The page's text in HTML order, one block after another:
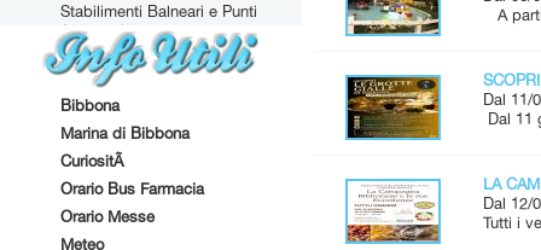
Stabilimenti Balneari e Punti
Attrezzati
Bibbona
Marina di Bibbona
CuriositÃ
Orario Bus Farmacia
Orario Messe
Meteo
A
Dal 11/
Dal 11
LA
Dal 12/
Tutti i